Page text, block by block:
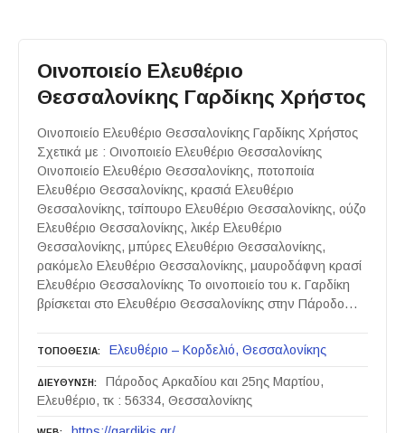
Οινοποιείο Ελευθέριο
Θεσσαλονίκης Γαρδίκης Χρήστος
Οινοποιείο Ελευθέριο Θεσσαλονίκης Γαρδίκης Χρήστος
Σχετικά με : Οινοποιείο Ελευθέριο Θεσσαλονίκης
Οινοποιείο Ελευθέριο Θεσσαλονίκης, ποτοποιία
Ελευθέριο Θεσσαλονίκης, κρασιά Ελευθέριο
Θεσσαλονίκης, τσίπουρο Ελευθέριο Θεσσαλονίκης, ούζο
Ελευθέριο Θεσσαλονίκης, λικέρ Ελευθέριο
Θεσσαλονίκης, μπύρες Ελευθέριο Θεσσαλονίκης,
ρακόμελο Ελευθέριο Θεσσαλονίκης, μαυροδάφνη κρασί
Ελευθέριο Θεσσαλονίκης Το οινοποιείο του κ. Γαρδίκη
βρίσκεται στο Ελευθέριο Θεσσαλονίκης στην Πάροδο…
ΤΟΠΟΘΕΣΙΑ Ελευθέριο – Κορδελιό Θεσσαλονίκης
ΔΙΕΥΘΥΝΣΗ
Πάροδος Αρκαδίου και 25ης Μαρτίου,
Ελευθέριο, τκ : 56334, Θεσσαλονίκης